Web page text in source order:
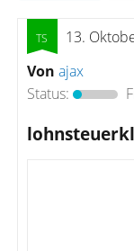
13.
Von ajax
Status: